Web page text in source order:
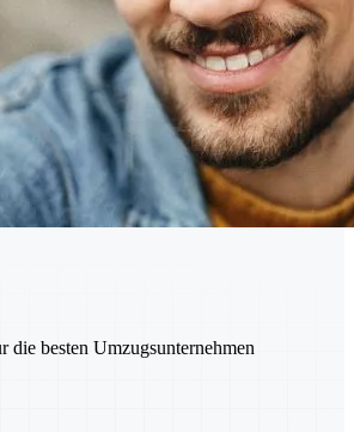
die besten Umzugsunternehmen